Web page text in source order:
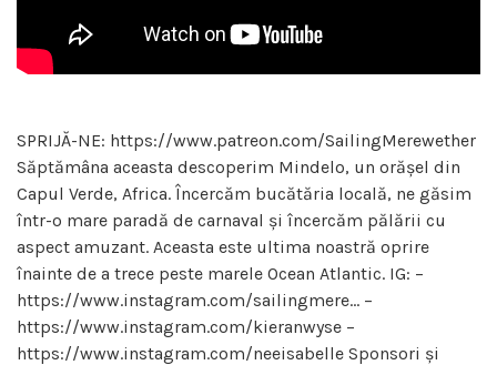
SPRIJĂ-NE: https://www.patreon.com/SailingMerewether
Săptămâna aceasta descoperim Mindelo, un orășel din
Capul Verde, Africa. Încercăm bucătăria locală, ne găsim
într-o mare paradă de carnaval și încercăm pălării cu
aspect amuzant. Aceasta este ultima noastră oprire
înainte de a trece peste marele Ocean Atlantic. IG: –
https://www.instagram.com/sailingmere… –
https://www.instagram.com/kieranwyse –
https://www.instagram.com/neeisabelle Sponsori și